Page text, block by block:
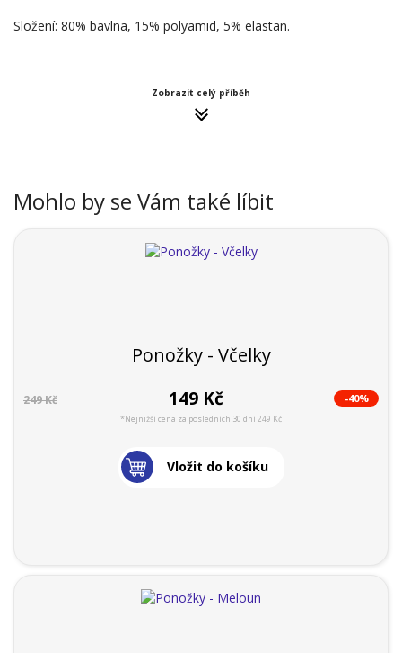
Složení: 80% bavlna, 15% polyamid, 5% elastan.
Zobrazit celý příběh
Mohlo by se Vám také líbit
Ponožky - Včelky
249 Kč 149 Kč -40%
*Nejnižší cena za posledních 30 dní 249 Kč
Vložit do košíku